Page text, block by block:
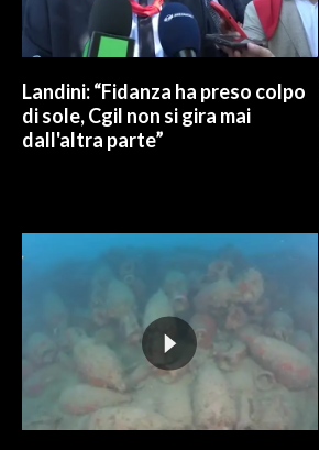
Landini: “Fidanza ha preso colpo
di sole, Cgil non si gira mai
dall'altra parte”